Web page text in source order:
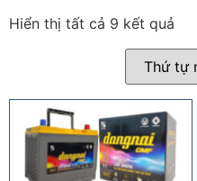
Hiển thị tất cả 9 kết quả